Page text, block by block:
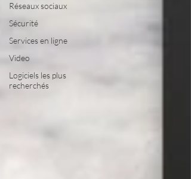
Réseaux sociaux
Sécurité
Services en ligne
Video
Logiciels les plus
recherchés